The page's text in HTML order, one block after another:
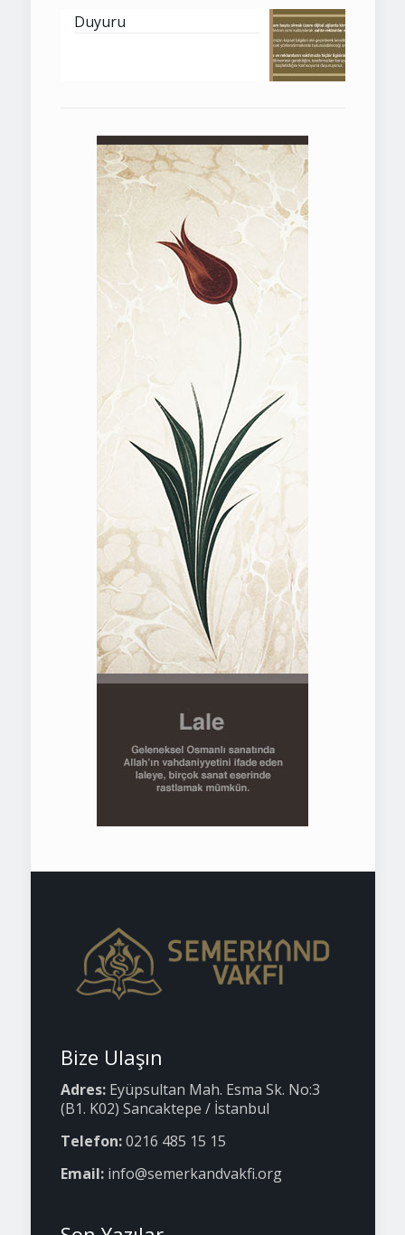
Duyuru
Bize Ulaşın
Adres: Eyüpsultan Mah. Esma Sk. No:3
(B1. K02) Sancaktepe / İstanbul
Telefon:0216 485 15 15
Email: info@semerkandvakfi.org